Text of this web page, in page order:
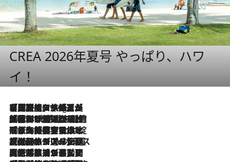
CREA 2026年夏号 やっぱり、ハワ
イ！
10 Hours Ago
【厳選旅コスメ】「多機能アイテムがメイン！」旅好き美容エディターが選んだ夏旅ベストコスメを発表【Mサイズジップ】
2026.8.6
「荷物が増えるほど旅ストレスは増す」美容ジャーナリストがたどり着いた最終結論。“化粧品を劇的に減らす”感動の凝縮美容とは
2026.8.6
「旅先には金髪ウィッグを持参」日本と同じメイクでは損してる!? 美容ジャーナリストが提案する“掟破りの旅美容”とは
2026.8.6
【厳選旅コスメ】「身軽さ＆UV対策重視！」ヘアアーティストshucoが選んだ夏旅ベストコスメを発表【Mサイズジップ】
2026.8.5
【厳選旅コスメ】国内をあちこち移動する河井菜摘が選んだ夏旅ベストコスメ発表！「リラックスアイテムはマスト」【Mサイズジップ】